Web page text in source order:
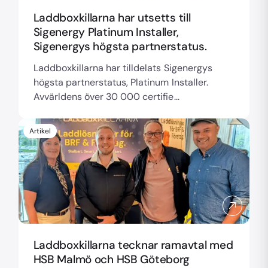
Laddboxkillarna har utsetts till
Sigenergy Platinum Installer,
Sigenergys högsta partnerstatus.
Laddboxkillarna har tilldelats Sigenergys
högsta partnerstatus, Platinum Installer.
Avvärldens över 30 000 certifie...
Artikel
Laddboxkillarna tecknar ramavtal med
HSB Malmö och HSB Göteborg